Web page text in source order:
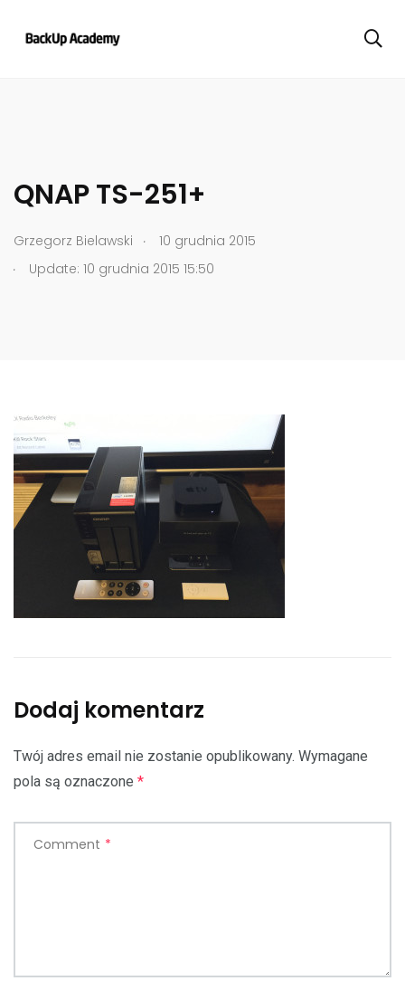
QNAP TS-251+
Grzegorz Bielawski .
10 grudnia 2015
.
Update: 10 grudnia 2015 15:50
Dodaj komentarz
Twój adres email nie zostanie opublikowany. Wymagane
pola są oznaczone *
Comment *